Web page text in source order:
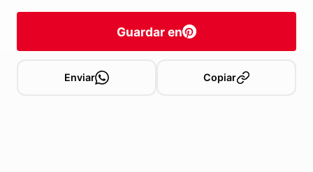
Guardar en
Enviar Copiar